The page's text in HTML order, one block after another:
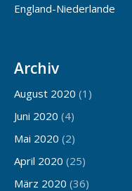
England-Niederlande
Archiv
August 2020 (1)
Juni 2020 (4)
Mai 2020 (2)
April 2020 (25)
März 2020 (36)